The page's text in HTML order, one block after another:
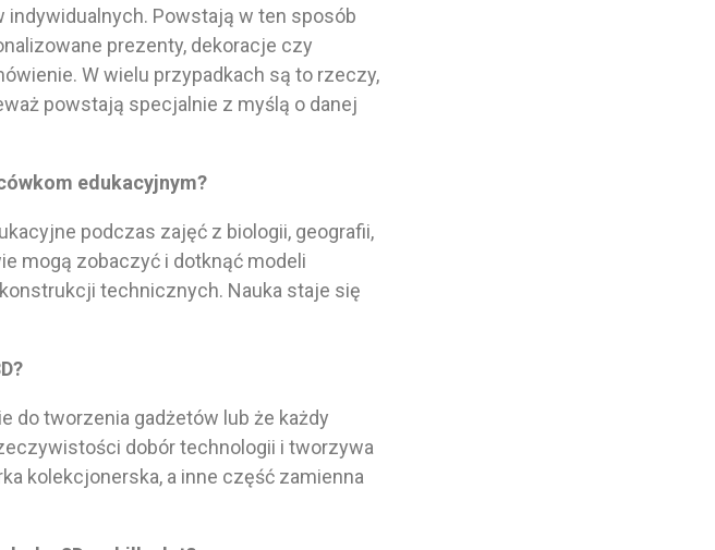
Powstają w ten sposób
prezenty, dekoracje czy
W wielu przypadkach są to rzeczy,
powstają specjalnie z myślą o danej
edukacyjnym?
podczas zajęć z biologii, geografii,
mogą zobaczyć i dotknąć modeli
technicznych. Nauka staje się
do tworzenia gadżetów lub że każdy
dobór technologii i tworzywa
kolekcjonerska, a inne część zamienna